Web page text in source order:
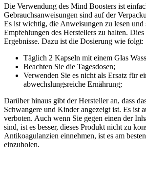
Die Verwendung des Mind Boosters ist
Gebrauchsanweisungen sind auf der
Es ist wichtig, die Anweisungen zu lesen und
Empfehlungen des Herstellers zu halten.
Ergebnisse. Dazu ist die Dosierung wie folgt:
Täglich 2 Kapseln mit einem Glas
Beachten Sie die Tagesdosen;
Verwenden Sie es nicht als Ersatz für
abwechslungsreiche Ernährung;
Darüber hinaus gibt der Hersteller an, dass
Schwangere und Kinder angezeigt ist. Es ist
verboten. Auch wenn Sie gegen einen der
sind, ist es besser, dieses Produkt nicht zu
Antikoagulanzien einnehmen, ist es am
einzuholen.